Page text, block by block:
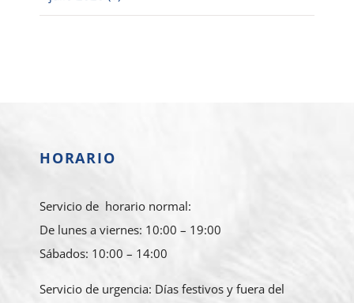
HORARIO
Servicio de horario normal:
De lunes a viernes: 10:00 – 19:00
Sábados: 10:00 – 14:00
Servicio de urgencia: Días festivos y fuera del